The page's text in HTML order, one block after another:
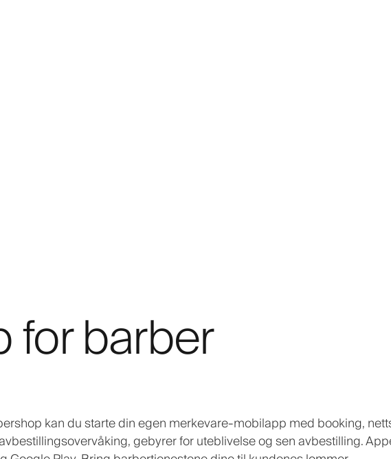
for barber
kan du starte din egen merkevare-mobilapp med booking,
gebyrer for uteblivelse og sen avbestilling.